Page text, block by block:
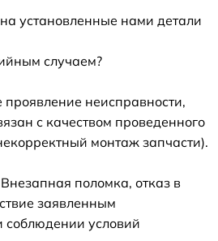
установленные нами детали
случаем?
неисправности,
с качеством проведенного
монтаж запчасти).
поломка, отказ в
заявленным
соблюдении условий